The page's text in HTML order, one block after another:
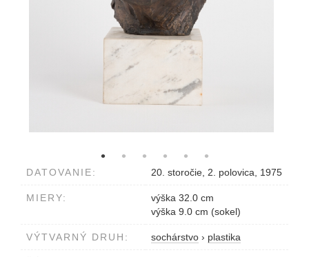
DATOVANIE: 20. storočie, 2. polovica, 1975
MIERY:
výška 32.0 cm
výška 9.0 cm (sokel)
VÝTVARNÝ DRUH: sochárstvo › plastika